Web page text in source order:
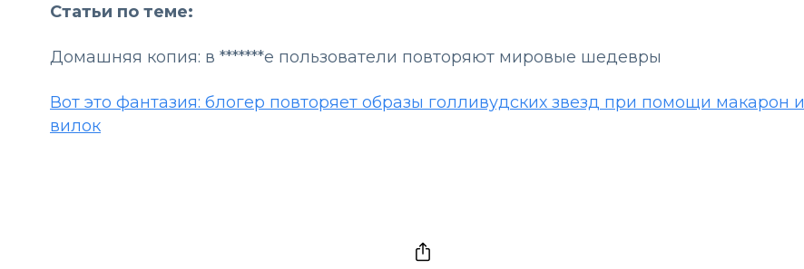
Статьи по теме:
Домашняя копия: в *******е пользователи повторяют мировые шедевры
Вот это фантазия: блогер повторяет образы голливудских звезд при помощи макарон и
вилок